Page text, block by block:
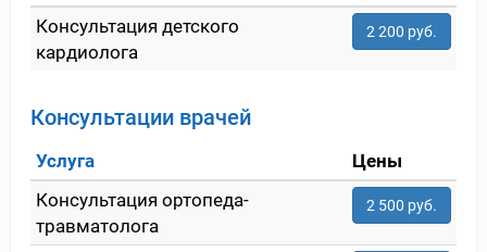
Консультация детского
кардиолога
2 200 руб.
Консультации врачей
Услуга
Цены
Консультация ортопеда-
травматолога
2 500 руб.